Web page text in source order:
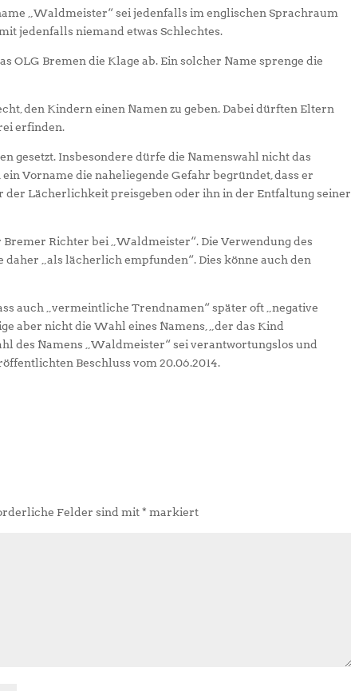
„Waldmeister“ sei jedenfalls im englischen Sprachraum
jedenfalls niemand etwas Schlechtes.
OLG Bremen die Klage ab. Ein solcher Name sprenge die
den Kindern einen Namen zu geben. Dabei dürften Eltern
erfinden.
gesetzt. Insbesondere dürfe die Namenswahl nicht das
Vorname die naheliegende Gefahr begründet, dass er
der Lächerlichkeit preisgeben oder ihn in der Entfaltung seiner
Richter bei „Waldmeister“. Die Verwendung des
„als lächerlich empfunden“. Dies könne auch den
auch „vermeintliche Trendnamen“ später oft „negative
aber nicht die Wahl eines Namens, „der das Kind
des Namens „Waldmeister“ sei verantwortungslos und
Beschluss vom 20.06.2014.
Felder sind mit* markiert